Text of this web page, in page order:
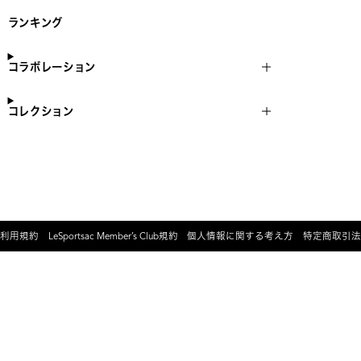
ランキング
コラボレーション
コレクション
利用規約 LeSportsac Member’s Club規約 個人情報に関する考え方 特定商取引